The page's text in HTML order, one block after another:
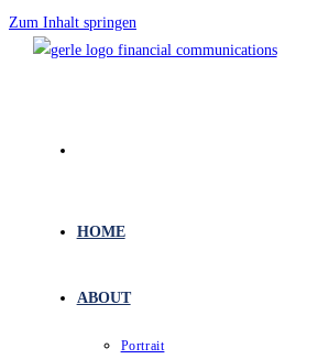
Zum Inhalt springen
HOME
ABOUT
Portrait